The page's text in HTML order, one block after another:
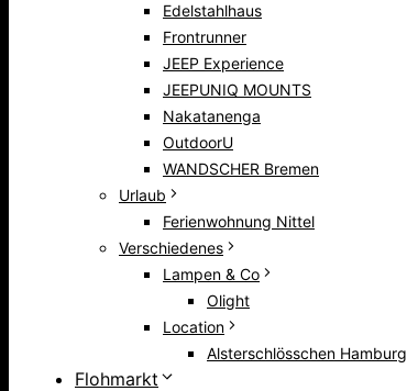
Edelstahlhaus
Frontrunner
JEEP Experience
JEEPUNIQ MOUNTS
Nakatanenga
OutdoorU
WANDSCHER Bremen
Urlaub
Ferienwohnung Nittel
Verschiedenes
Lampen & Co
Olight
Location
Alsterschlösschen Hamburg
Flohmarkt